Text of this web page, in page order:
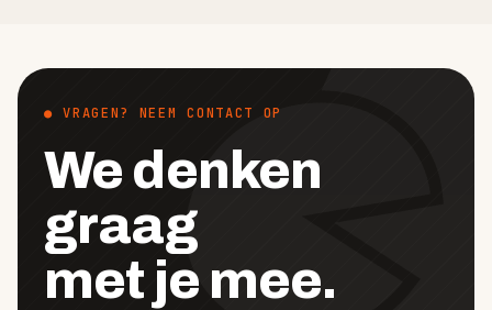
● VRAGEN? NEEM CONTACT OP
We denken
graag
met je mee.